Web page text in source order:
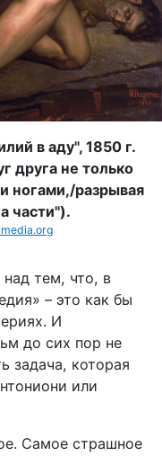
в аду", 1850 г.
друга не только
ногами,/разрывая
части").
тем, что, в
– это как бы
И
до сих пор не
задача, которая
или
Самое страшное